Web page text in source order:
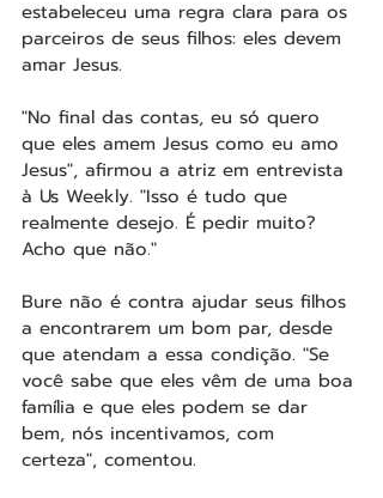
estabeleceu uma regra clara para os
parceiros de seus filhos: eles devem
amar Jesus.
"No final das contas, eu só quero
que eles amem Jesus como eu amo
Jesus", afirmou a atriz em entrevista
à Us Weekly. "Isso é tudo que
realmente desejo. É pedir muito?
Acho que não."
Bure não é contra ajudar seus filhos
a encontrarem um bom par, desde
que atendam a essa condição. "Se
você sabe que eles vêm de uma boa
família e que eles podem se dar
bem, nós incentivamos, com
certeza", comentou.